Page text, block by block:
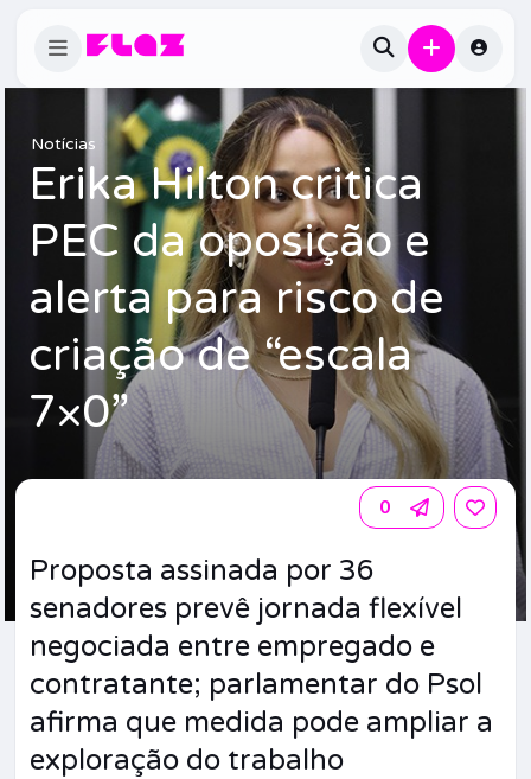
Notícias
Erika Hilton critica
PEC da oposição e
alerta para risco de
criação de “escala
7×0”
0
Proposta assinada por 36
senadores prevê jornada flexível
negociada entre empregado e
contratante; parlamentar do Psol
afirma que medida pode ampliar a
exploração do trabalho